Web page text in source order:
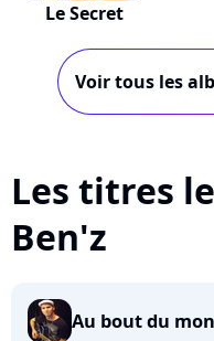
Le Secret
Voir tous les
Les titres
Ben'z
Au bout du